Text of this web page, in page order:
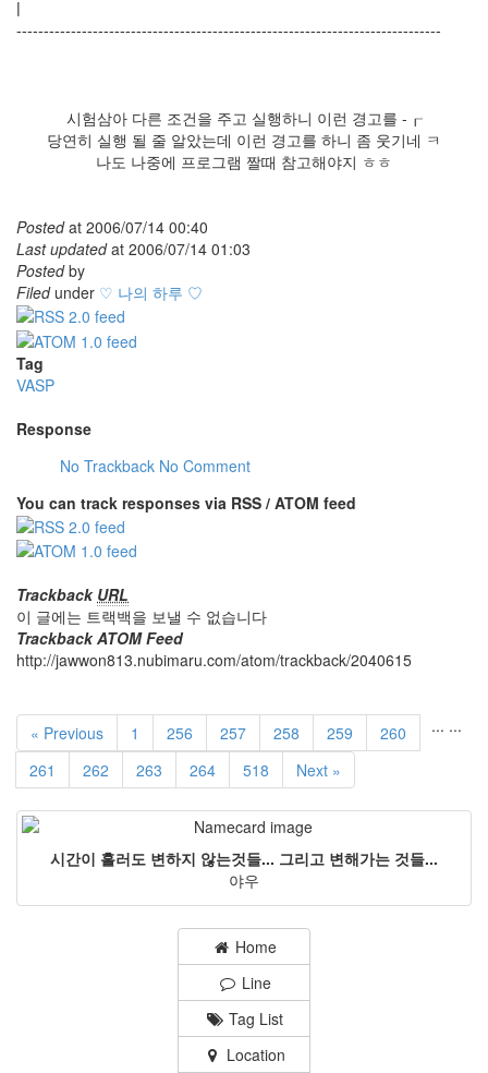
|
------------------------------------------------------------------------------
시험삼아 다른 조건을 주고 실행하니 이런 경고를 -┎
당연히 실행 될 줄 알았는데 이런 경고를 하니 좀 웃기네 ㅋ
나도 나중에 프로그램 짤때 참고해야지 ㅎㅎ
Postedat 2006/07/14 00:40
Last updatedat 2006/07/14 01:03
Postedby
Filedunder ♡ 나의 하루 ♡
Tag
VASP
Response
No Trackback No Comment
You can track responses via RSS / ATOM feed
Trackback URL
이 글에는 트랙백을 보낼 수 없습니다
Trackback ATOM Feed
http://jawwon813.nubimaru.com/atom/trackback/2040615
« Previous 1 ...
256 257 258 259
260
261
262 263 264
...
518 Next »
시간이 흘러도 변하지 않는것들... 그리고 변해가는 것들...
야우
Home
Line
Tag List
Location